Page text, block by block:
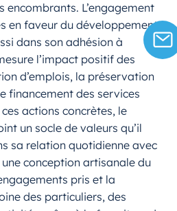
L’engagement
en faveur du développement
dans son adhésion à
l’impact positif des
d’emplois, la préservation
financement des services
actions concrètes, le
un socle de valeurs qu’il
sa relation quotidienne avec
conception artisanale du
pris et la
des particuliers, des